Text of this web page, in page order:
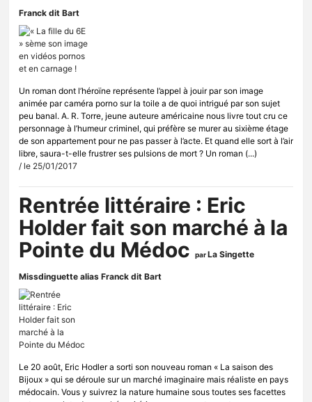
Franck dit Bart
Un roman dont l’héroïne représente l’appel à jouir par son image
animée par caméra porno sur la toile a de quoi intrigué par son sujet
peu banal. A. R. Torre, jeune auteure américaine nous livre tout cru ce
personnage à l’humeur criminel, qui préfère se murer au sixième étage
de son appartement pour ne pas passer à l’acte. Et quand elle sort à l’air
libre, saura-t-elle frustrer ses pulsions de mort ? Un roman (...)
/ le 25/01/2017
Rentrée littéraire : Eric
Holder fait son marché à la
Pointe du Médoc
parLa Singette
Missdinguette alias Franck dit Bart
Le 20 août, Eric Hodler a sorti son nouveau roman « La saison des
Bijoux » qui se déroule sur un marché imaginaire mais réaliste en pays
médocain. Vous y suivrez la nature humaine sous toutes ses facettes